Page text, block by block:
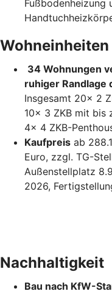
Fußbodenheizung
Wohneinheiten
34 Wohnungen
ruhiger Randlage
Insgesamt 20x 2
10x 3 ZKB mit bis
4x 4 ZKB-
Kaufpreis ab
Euro, zzgl. TG-
Außenstellplatz
2026,
Nachhaltigkeit
Bau nach KfW-